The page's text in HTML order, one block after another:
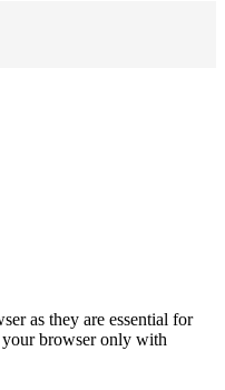
as they are essential for
your browser only with